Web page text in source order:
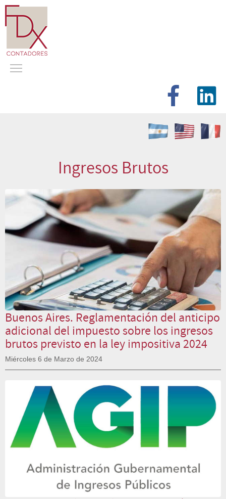
Ingresos Brutos
Buenos Aires. Reglamentación del anticipo
adicional del impuesto sobre los ingresos
brutos previsto en la ley impositiva 2024
Miércoles 6 de Marzo de 2024